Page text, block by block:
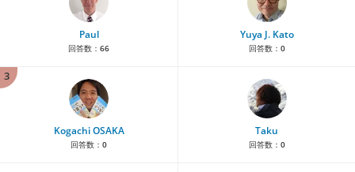
Paul
回答数： 66
Yuya J. Kato
回答数： 0
3
Kogachi OSAKA
回答数： 0
Taku
回答数： 0